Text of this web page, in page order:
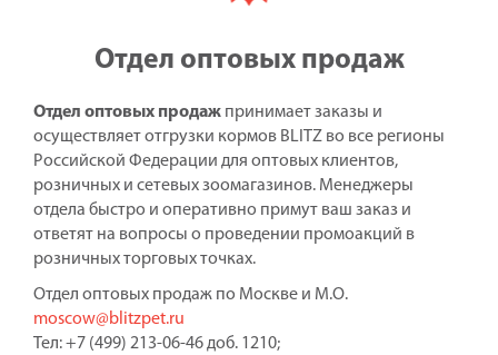
Отдел оптовых продаж
Отдел оптовых продаж принимает заказы и
осуществляет отгрузки кормов BLITZ во все регионы
Российской Федерации для оптовых клиентов,
розничных и сетевых зоомагазинов. Менеджеры
отдела быстро и оперативно примут ваш заказ и
ответят на вопросы о проведении промоакций в
розничных торговых точках.
Отдел оптовых продаж по Москве и М.О.
moscow@blitzpet.ru
Тел: +7 (499) 213-06-46 доб. 1210;